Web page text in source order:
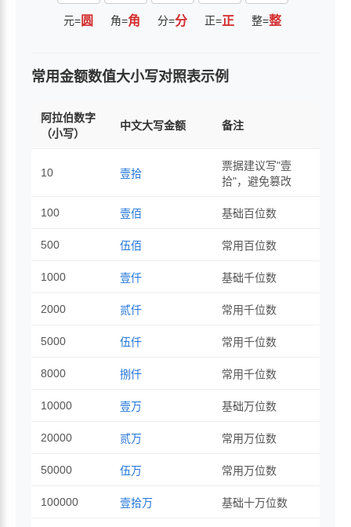
元=圆 角=角 分=分 正=正 整=整
常用金额数值大小写对照表示例
阿拉伯数字
（小写）
中文大写金额 备注
10 壹拾
票据建议写"壹
拾"，避免篡改
100 壹佰 基础百位数
500 伍佰 常用百位数
1000 壹仟 基础千位数
2000 贰仟 常用千位数
5000 伍仟 常用千位数
8000 捌仟 常用千位数
10000 壹万 基础万位数
20000 贰万 常用万位数
50000 伍万 常用万位数
100000 壹拾万 基础十万位数